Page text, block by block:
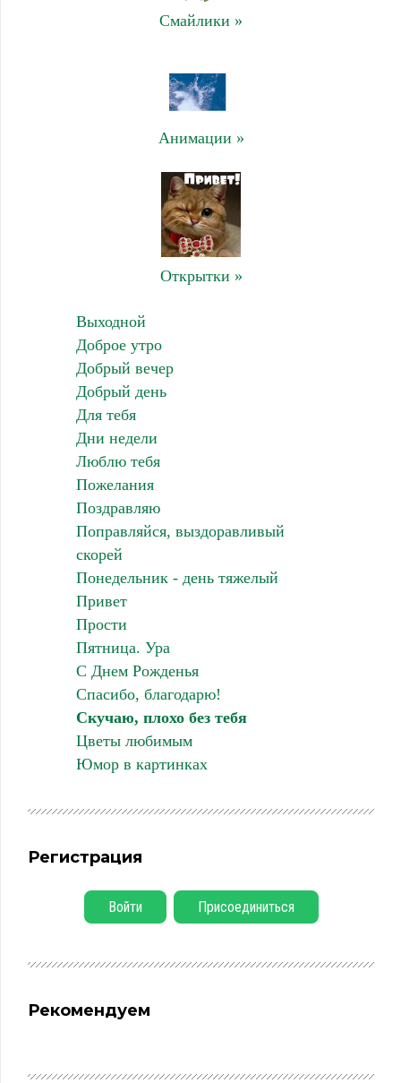
Смайлики »
Анимации »
Открытки »
Выходной
Доброе утро
Добрый вечер
Добрый день
Для тебя
Дни недели
Люблю тебя
Пожелания
Поздравляю
Поправляйся, выздоравливый
скорей
Понедельник - день тяжелый
Привет
Прости
Пятница. Ура
С Днем Рожденья
Спасибо, благодарю!
Скучаю, плохо без тебя
Цветы любимым
Юмор в картинках
Регистрация
Войти Присоединиться
Рекомендуем